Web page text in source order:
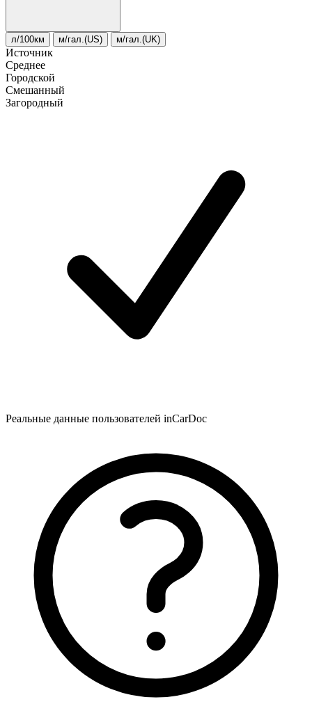
л/100км м/гал.(US) м/гал.(UK)
Источник
Среднее
Городской
Смешанный
Загородный
Реальные данные пользователей inCarDoc